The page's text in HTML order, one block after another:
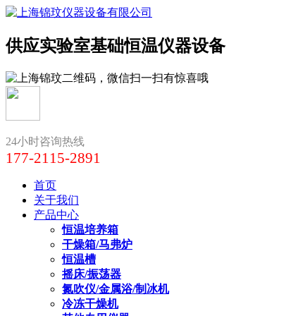
供应实验室基础恒温仪器设备
24小时咨询热线
177-2115-2891
首页
关于我们
产品中心
恒温培养箱
干燥箱/马弗炉
恒温槽
摇床/振荡器
氮吹仪/金属浴/制冰机
冷冻干燥机